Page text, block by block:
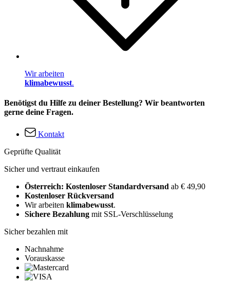
Wir arbeiten
klimabewusst.
Benötigst du Hilfe zu deiner Bestellung? Wir beantworten
gerne deine Fragen.
Kontakt
Geprüfte Qualität
Sicher und vertraut einkaufen
Österreich: Kostenloser Standardversand ab € 49,90
Kostenloser Rückversand
Wir arbeiten klimabewusst.
Sichere Bezahlung mit SSL-Verschlüsselung
Sicher bezahlen mit
Nachnahme
Vorauskasse